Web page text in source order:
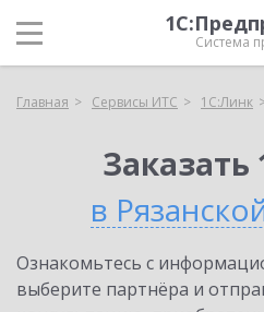
Система
Главная Сервисы ИТС 1С:Линк
в
Ознакомьтесь с
выберите партнёра и